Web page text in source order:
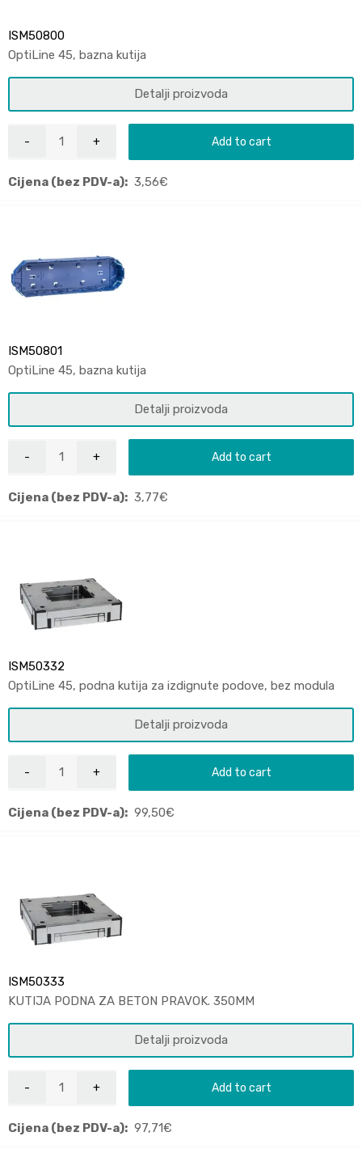
ISM50800
OptiLine 45, bazna kutija
Detalji proizvoda
Add to cart
Cijena (bez PDV-a): 3,56€
ISM50801
OptiLine 45, bazna kutija
Detalji proizvoda
Add to cart
Cijena (bez PDV-a): 3,77€
ISM50332
OptiLine 45, podna kutija za izdignute podove, bez modula
Detalji proizvoda
Add to cart
Cijena (bez PDV-a): 99,50€
ISM50333
KUTIJA PODNA ZA BETON PRAVOK. 350MM
Detalji proizvoda
Add to cart
Cijena (bez PDV-a): 97,71€